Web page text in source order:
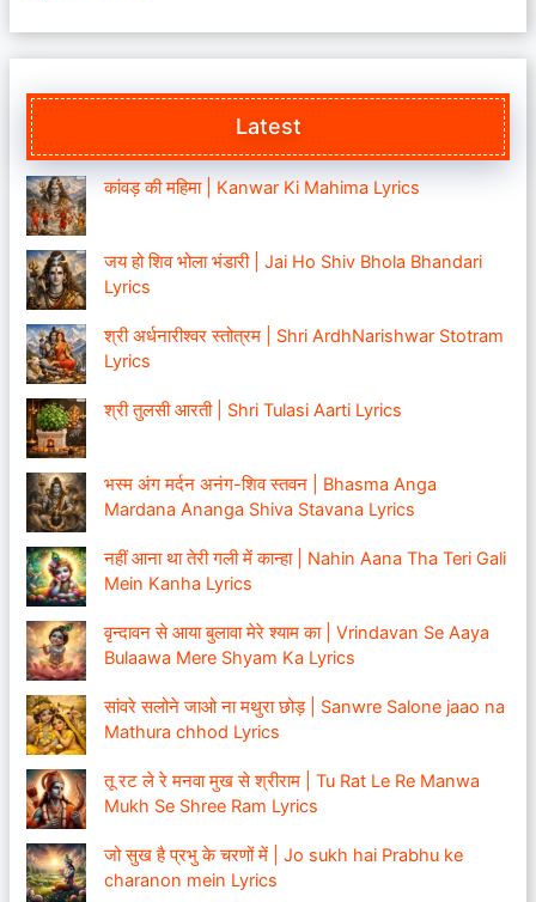
Latest
कांवड़ की महिमा | Kanwar Ki Mahima Lyrics
जय हो शिव भोला भंडारी | Jai Ho Shiv Bhola Bhandari
Lyrics
श्री अर्धनारीश्वर स्तोत्रम | Shri ArdhNarishwar Stotram
Lyrics
श्री तुलसी आरती | Shri Tulasi Aarti Lyrics
भस्म अंग मर्दन अनंग-शिव स्तवन | Bhasma Anga
Mardana Ananga Shiva Stavana Lyrics
नहीं आना था तेरी गली में कान्हा | Nahin Aana Tha Teri Gali
Mein Kanha Lyrics
वृन्दावन से आया बुलावा मेरे श्याम का | Vrindavan Se Aaya
Bulaawa Mere Shyam Ka Lyrics
सांवरे सलोने जाओ ना मथुरा छोड़ | Sanwre Salone jaao na
Mathura chhod Lyrics
तू रट ले रे मनवा मुख से श्रीराम | Tu Rat Le Re Manwa
Mukh Se Shree Ram Lyrics
जो सुख है प्रभु के चरणों में | Jo sukh hai Prabhu ke
charanon mein Lyrics